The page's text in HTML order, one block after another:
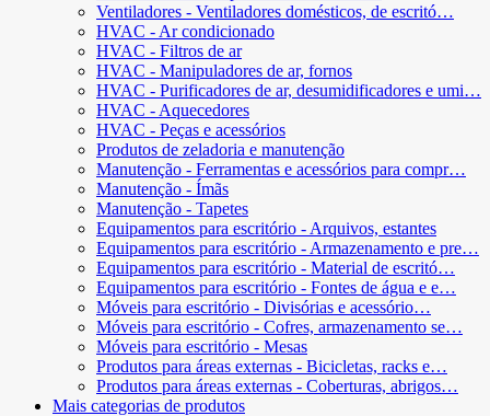
Ventiladores - Ventiladores domésticos, de escritó…
HVAC - Ar condicionado
HVAC - Filtros de ar
HVAC - Manipuladores de ar, fornos
HVAC - Purificadores de ar, desumidificadores e umi…
HVAC - Aquecedores
HVAC - Peças e acessórios
Produtos de zeladoria e manutenção
Manutenção - Ferramentas e acessórios para compr…
Manutenção - Ímãs
Manutenção - Tapetes
Equipamentos para escritório - Arquivos, estantes
Equipamentos para escritório - Armazenamento e pre…
Equipamentos para escritório - Material de escritó…
Equipamentos para escritório - Fontes de água e e…
Móveis para escritório - Divisórias e acessório…
Móveis para escritório - Cofres, armazenamento se…
Móveis para escritório - Mesas
Produtos para áreas externas - Bicicletas, racks e…
Produtos para áreas externas - Coberturas, abrigos…
Mais categorias de produtos